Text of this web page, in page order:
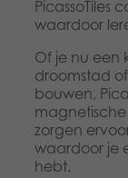
PicassoTiles
waardoor
Of je nu een
droomstad
bouwen,
zorgen
waardoor je
hebt.